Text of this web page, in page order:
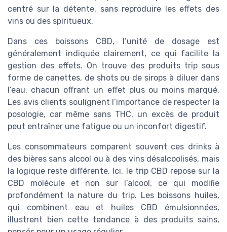
centré sur la détente, sans reproduire les effets des
vins ou des spiritueux.
Dans ces boissons CBD, l’unité de dosage est
généralement indiquée clairement, ce qui facilite la
gestion des effets. On trouve des produits trip sous
forme de canettes, de shots ou de sirops à diluer dans
l’eau, chacun offrant un effet plus ou moins marqué.
Les avis clients soulignent l’importance de respecter la
posologie, car même sans THC, un excès de produit
peut entraîner une fatigue ou un inconfort digestif.
Les consommateurs comparent souvent ces drinks à
des bières sans alcool ou à des vins désalcoolisés, mais
la logique reste différente. Ici, le trip CBD repose sur la
CBD molécule et non sur l’alcool, ce qui modifie
profondément la nature du trip. Les boissons huiles,
qui combinent eau et huiles CBD émulsionnées,
illustrent bien cette tendance à des produits sains,